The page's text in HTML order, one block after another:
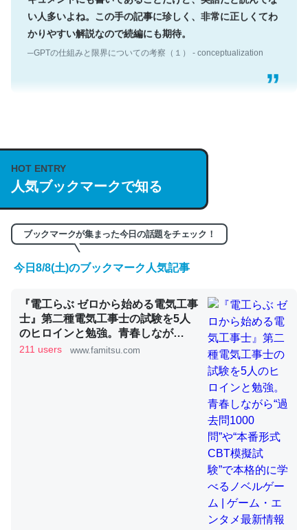
い人多いよね。この手の記事に珍しく、非常に正しくてわ
かりやすい解説なので続編にも期待。
─GPTの仕組みと限界についての考察（１） - conceptualization
説してる記事が少ないので貴重な良記事。/続編来た
https://isobe324649.hatenablog.com/entry/2023/03/27
/064121
─GPTの仕組みと限界についての考察（１） - conceptualization
くらい。小説でいう「ずっと前の伏線」は回収されないけ
ど、短期記憶というには多い分量。進化すればするほど分
かりやすく強くなりそう
─GPTの仕組みと限界についての考察（１） - conceptualization
昆虫ってカルシウム少ないのか。知らんかった。調べたら
コオロギのカルシウム分はエビの600分の1程度。
─ニュース :: 【研究発表】昆虫学の大問題＝「昆虫はなぜ海にいな
HOT ENTRY
人気ブックマークで知る
ブックマークが集まった今日の話題をチェック！
今日8/8(土)のブックマーク人気記事
『電工らぶ ゼロから始める電気工事
士』第二種電気工事士の試験を5人
のヒロインと勉強。青春しなが
ら“過去問1000問”や“本番形式CBT
211 users www.famitsu.com